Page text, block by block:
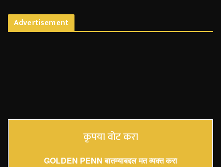
Advertisement
कृपया वोट करा
GOLDEN PENN बातम्याबद्दल मत व्यक्त करा